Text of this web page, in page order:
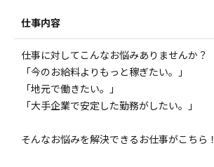
仕事内容
仕事に対してこんなお悩みありませんか？
「今のお給料よりもっと稼ぎたい。」
「地元で働きたい。」
「大手企業で安定した勤務がしたい。」
そんなお悩みを解決できるお仕事がこちら！